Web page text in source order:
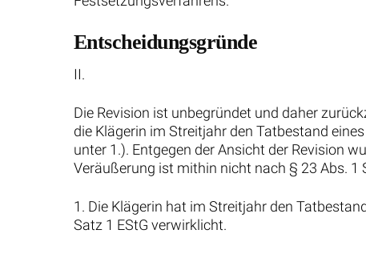
Entscheidungsgründe
II.
Die Revision ist unbegründet und daher
die Klägerin im Streitjahr den Tatbestand
unter 1.). Entgegen der Ansicht der Revision
Veräußerung ist mithin nicht nach § 23 Abs. 1
1. Die Klägerin hat im Streitjahr den
Satz 1 EStG verwirklicht.